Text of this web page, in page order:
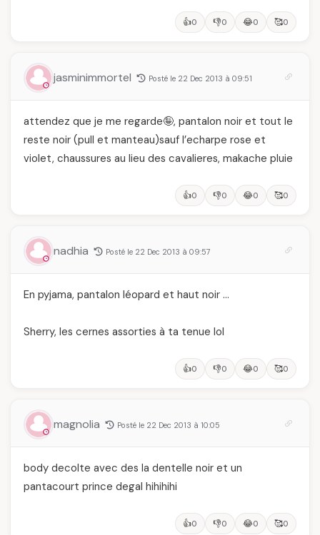
👍0 👎0 😂0 🥰0
jasminimmortel Posté le 22 Dec 2013 à 09:51
attendez que je me regarde🤪, pantalon noir et tout le
reste noir (pull et manteau)sauf l’echarpe rose et
violet, chaussures au lieu des cavalieres, makache pluie
👍0 👎0 😂0 🥰0
nadhia Posté le 22 Dec 2013 à 09:57
En pyjama, pantalon léopard et haut noir …
Sherry, les cernes assorties à ta tenue lol
👍0 👎0 😂0 🥰0
magnolia Posté le 22 Dec 2013 à 10:05
body decolte avec des la dentelle noir et un
pantacourt prince degal hihihihi
👍0 👎0 😂0 🥰0